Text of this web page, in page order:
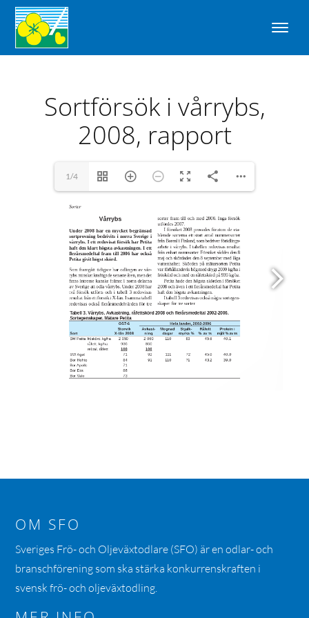
Sortförsök i vårrybs,
2008, rapport
1/4
OM SFO
Sveriges Frö- och Oljeväxtodlare (SFO) är en odlar- och
branschförening som ska stärka konkurrenskraften i
svensk frö- och oljeväxtodling.